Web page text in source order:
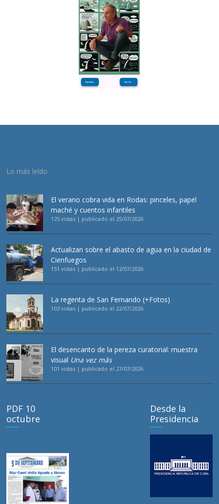
Lo más leído
El verano cobra vida en Rodas: pinceles, papel
maché y cuentos infantiles
125 vistas | publicado el 25/07/2026
Actualizan sobre el abasto de agua en la ciudad de
Cienfuegos
151 vistas | publicado el 12/07/2026
La regenta de San Fernando (+Fotos)
103 vistas | publicado el 22/07/2026
El desencanto de la pereza curatorial: muestra
visual Una vez más
101 vistas | publicado el 27/07/2026
PDF 10
octubre
Desde la
Presidencia